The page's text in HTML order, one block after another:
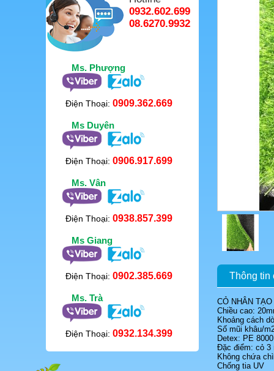
0932.602.699
08.6270.9932
Ms. Phượng
Điện Thoại: 0909.362.669
Ms Duyên
Điện Thoại: 0906.917.699
Ms. Vân
Điện Thoại: 0938.857.399
Ms Giang
Điện Thoại: 0902.385.669
Ms. Trà
Điện Thoại: 0932.134.399
Thông tin
CỎ NHÂN TẠO
Chiều cao:
Khoảng cách
Số mũi khâu/
Detex: PE 8000
Đặc điểm: cỏ 3
Không chứa
Chống tia UV